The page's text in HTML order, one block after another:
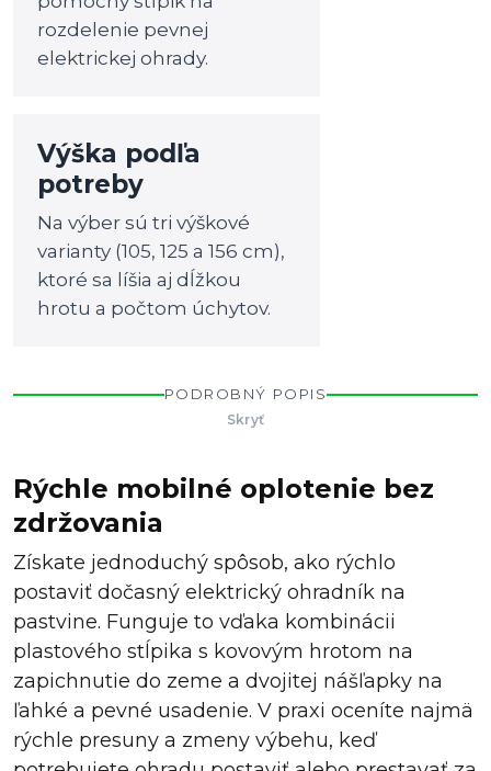
rozdelenie pevnej
elektrickej ohrady.
Výška podľa
potreby
Na výber sú tri výškové
varianty (105, 125 a 156 cm),
ktoré sa líšia aj dĺžkou
hrotu a počtom úchytov.
PODROBNÝ POPIS
Skryť
Rýchle mobilné oplotenie bez
zdržovania
Získate jednoduchý spôsob, ako rýchlo
postaviť dočasný elektrický ohradník na
pastvine. Funguje to vďaka kombinácii
plastového stĺpika s kovovým hrotom na
zapichnutie do zeme a dvojitej nášľapky na
ľahké a pevné usadenie. V praxi oceníte najmä
rýchle presuny a zmeny výbehu, keď